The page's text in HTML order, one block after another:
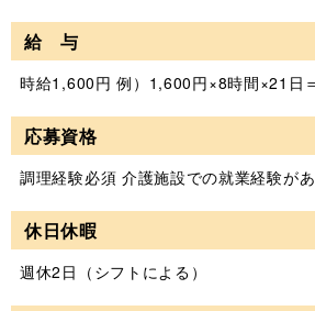
給 与
時給1,600円 例）1,600円×8時間×21日
応募資格
調理経験必須 介護施設での就業経験が
休日休暇
週休2日（シフトによる）